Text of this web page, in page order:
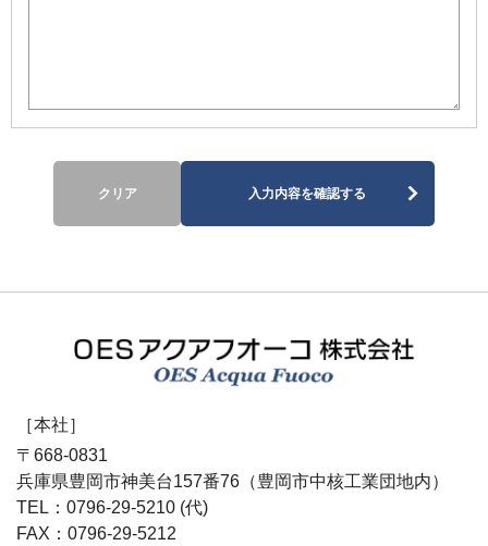
［本社］
〒668-0831
兵庫県豊岡市神美台157番76（豊岡市中核工業団地内）
TEL：0796-29-5210 (代)
FAX：0796-29-5212